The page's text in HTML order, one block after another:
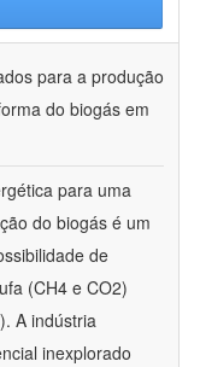
para a produção
do biogás em
para uma
do biogás é um
de
(CH4 e CO2)
A indústria
inexplorado